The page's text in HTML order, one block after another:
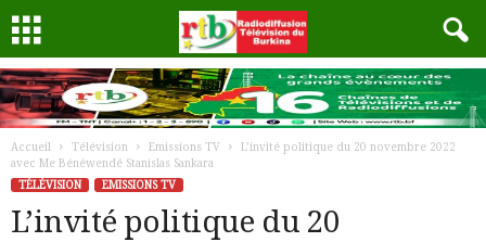
Accueil Télévision Emissions TV
L’invité politique du 20 novembre 2022
avec Me Bénéwendé Stanislas Sankara
TÉLÉVISION
EMISSIONS TV
L’invité politique du 20